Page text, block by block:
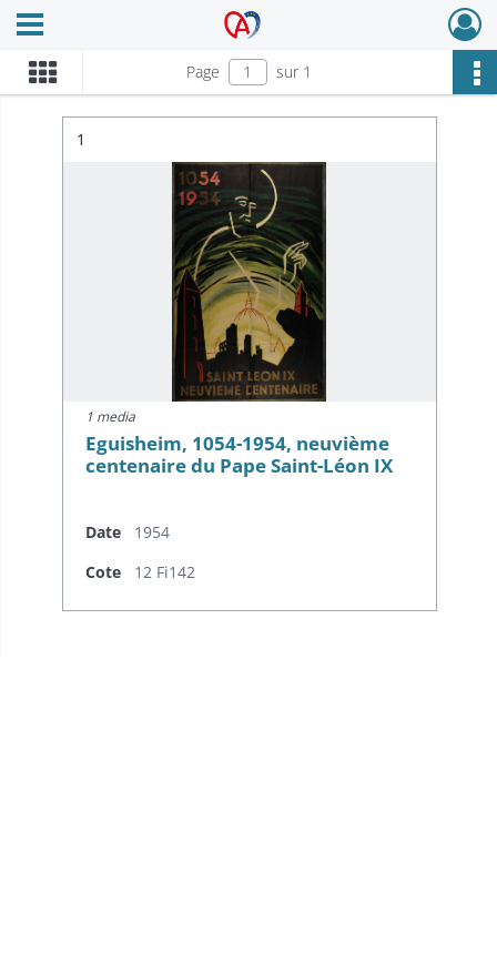
Archives Alsace - Colmar
Ouvrir le menu déroulant
Page sur 1
Résultat n°
1
1 media
Eguisheim, 1054-1954, neuvième
centenaire du Pape Saint-Léon IX
Date
1954
Cote
12 Fi142